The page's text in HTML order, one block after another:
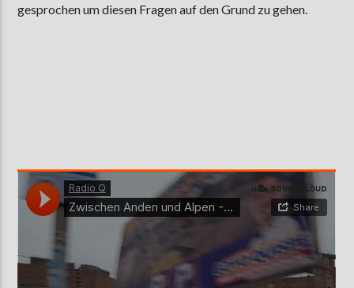
gesprochen um diesen Fragen auf den Grund zu gehen.